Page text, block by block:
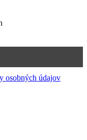
osobných údajov